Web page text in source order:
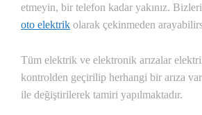
etmeyin, bir telefon kadar yakınız.
oto elektrik olarak çekinmeden
Tüm elektrik ve elektronik arızalar
kontrolden geçirilip herhangi bir arıza
ile değiştirilerek tamiri yapılmaktadır.